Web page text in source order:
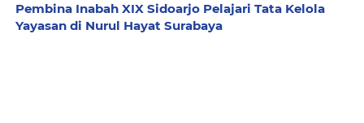
Pembina Inabah XIX Sidoarjo Pelajari Tata Kelola
Yayasan di Nurul Hayat Surabaya